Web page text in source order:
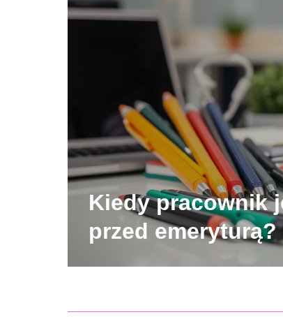
Kiedy pracownik
przed emeryturą?